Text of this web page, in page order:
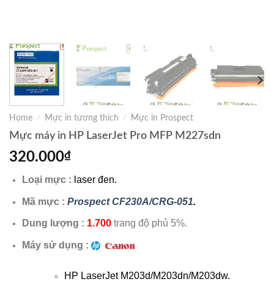
Home / Mực in tương thích / Mực in Prospect
Mực máy in HP LaserJet Pro MFP M227sdn
320.000₫
Loại mực : laser đen.
Mã mực : Prospect CF230A/CRG-051.
Dung lượng : 1.700trang độ phủ 5%.
Máy sử dụng :
HP LaserJet M203d/M203dn/M203dw.